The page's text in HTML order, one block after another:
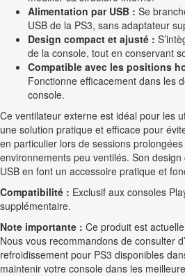
Alimentation par USB : Se
USB de la PS3, sans adaptateur
Design compact et ajusté :
de la console, tout en conservant
Compatible avec les positions
Fonctionne efficacement dans les
console.
Ce ventilateur externe est idéal pour les
une solution pratique et efficace pour
en particulier lors de sessions
environnements peu ventilés. Son
USB en font un accessoire pratique et
Compatibilité : Exclusif aux consoles
supplémentaire.
Note importante : Ce produit est
Nous vous recommandons de consulter
refroidissement pour PS3 disponibles
maintenir votre console dans les